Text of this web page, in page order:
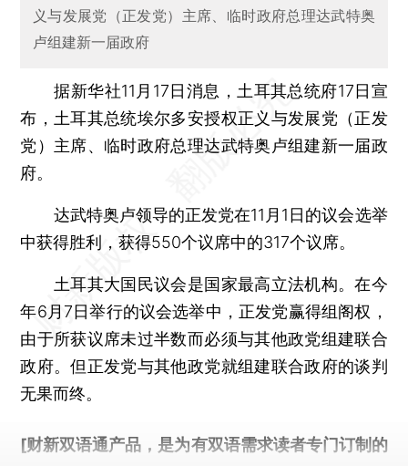
义与发展党（正发党）主席、临时政府总理达武特奥
卢组建新一届政府
据新华社11月17日消息，土耳其总统府17日宣
布，土耳其总统埃尔多安授权正义与发展党（正发
党）主席、临时政府总理达武特奥卢组建新一届政
府。
达武特奥卢领导的正发党在11月1日的议会选举
中获得胜利，获得550个议席中的317个议席。
土耳其大国民议会是国家最高立法机构。在今
年6月7日举行的议会选举中，正发党赢得组阁权，
由于所获议席未过半数而必须与其他政党组建联合
政府。但正发党与其他政党就组建联合政府的谈判
无果而终。
[财新双语通产品，是为有双语需求读者专门订制的